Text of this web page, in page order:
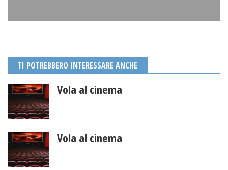
TI POTREBBERO INTERESSARE ANCHE
Vola al cinema
Vola al cinema